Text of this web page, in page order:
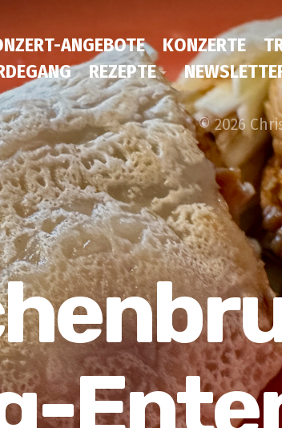
ANGEBOTE KONZERTE
REZEPTE
© 2026